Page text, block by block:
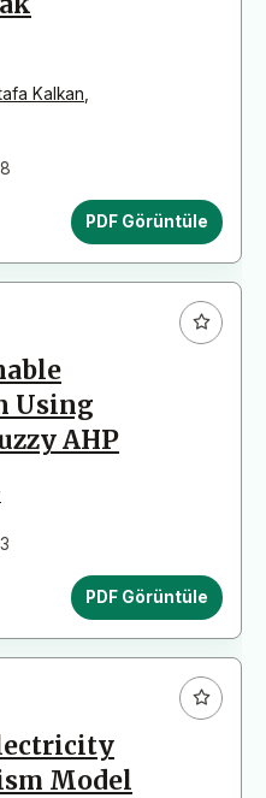
Kalkan
PDF Görüntüle
Using
AHP
PDF Görüntüle
Model